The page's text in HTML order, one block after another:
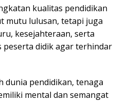
kualitas pendidikan
mutu lulusan, tetapi juga
kesejahteraan, serta
didik agar terhindar
dunia pendidikan, tenaga
mental dan semangat